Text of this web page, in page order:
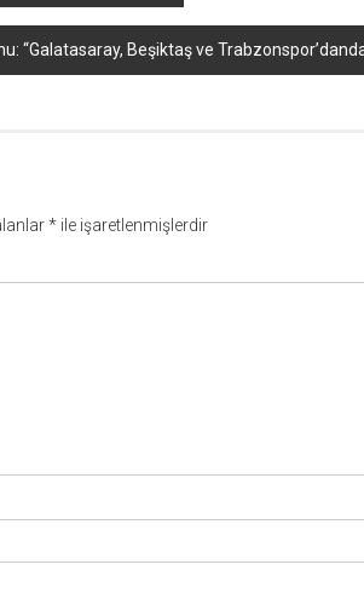
“Galatasaray, Beşiktaş ve
*ile işaretlenmişlerdir